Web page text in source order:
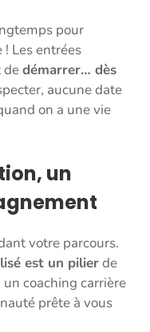
pour
Les entrées
dedémarrer… dès
aucune date
on a une vie
un
votre parcours.
est un pilierde
coaching carrière
prête à vous